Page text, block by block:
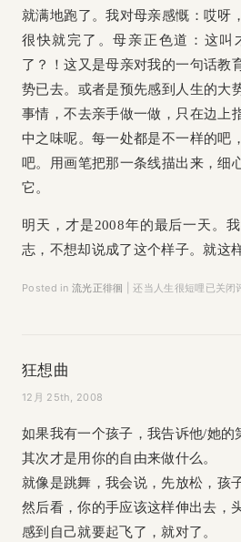
就满地跑了。我对母亲感慨：哎呀
很快就完了。母亲正色道：这叫
了？！这又是母亲对我的一句话教
势已去。或者是预先感到人生的大
事情，不去亲手做一做，只在边上
中之味呢。每一处都是不一样的吧
吧。用画笔把那一条线描出来，细
它。
明天，才是2008年的最后一天。
志，不想却说成了这个样子。就这
Posted in 流光正徘徊 |还当人生很短哩 已关闭
狂想曲
12月 25th, 2008
如果我有一个孩子，我告诉他/她的
其次才是用你的自由来做什么。
就像是跳舞，我会说，先放松，孩
然后看，你的手应该这样伸出去，
感到自己就要起飞了，就对了。